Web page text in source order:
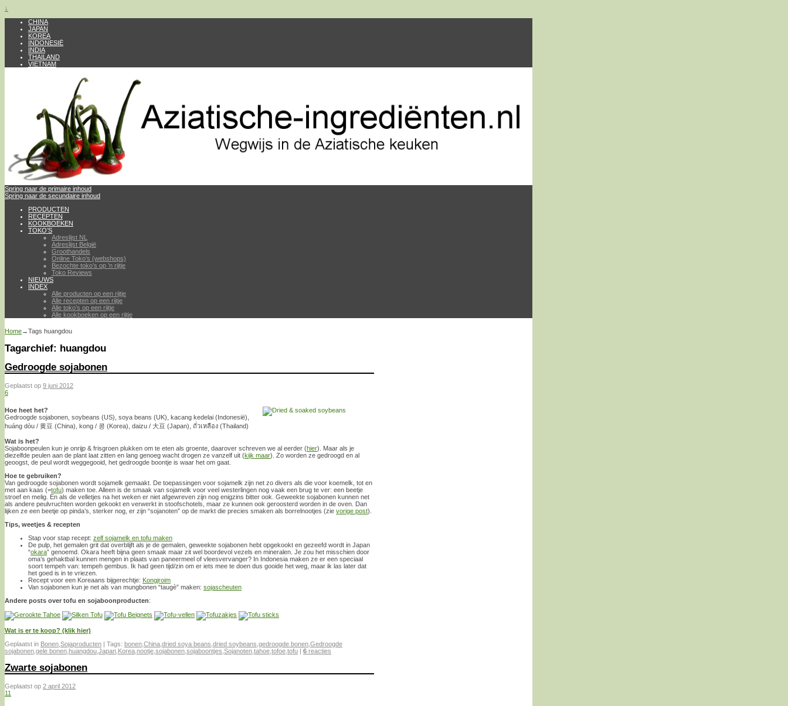
↓
CHINA
JAPAN
KOREA
INDONESIË
INDIA
THAILAND
VIETNAM
Spring naar de primaire inhoud
Spring naar de secundaire inhoud
PRODUCTEN
RECEPTEN
KOOKBOEKEN
TOKO’S
Adreslijst NL
Adreslijst België
Groothandels
Online Toko’s (webshops)
Bezochte toko’s op ’n rijtje
Toko Reviews
NIEUWS
INDEX
Alle producten op een rijtje
Alle recepten op een rijtje
Alle toko’s op een rijtje
Alle kookboeken op een rijtje
Home→Tags huangdou
Tagarchief: huangdou
Gedroogde sojabonen
Geplaatst op 9 juni 2012
6
Hoe heet het?
Gedroogde sojabonen, soybeans (US), soya beans (UK), kacang kedelai (Indonesië),
huáng dòu / 黄豆 (China), kong / 콩 (Korea), daizu / 大豆 (Japan), ถั่วเหลือง (Thailand)
Wat is het?
Sojaboonpeulen kun je onrijp & frisgroen plukken om te eten als groente, daarover schreven we al eerder (hier). Maar als je
diezelfde peulen aan de plant laat zitten en lang genoeg wacht drogen ze vanzelf uit (kijk maar). Zo worden ze gedroogd en al
geoogst, de peul wordt weggegooid, het gedroogde boontje is waar het om gaat.
Hoe te gebruiken?
Van gedroogde sojabonen wordt sojamelk gemaakt. De toepassingen voor sojamelk zijn net zo divers als die voor koemelk, tot en
met aan kaas (=tofu) maken toe. Alleen is de smaak van sojamelk voor veel westerlingen nog vaak een brug te ver: een beetje
stroef en melig. En als de velletjes na het weken er niet afgewreven zijn nog enigzins bitter ook. Geweekte sojabonen kunnen net
als andere peulvruchten worden gekookt en verwerkt in stoofschotels, maar ze kunnen ook geroosterd worden in de oven. Dan
lijken ze een beetje op pinda’s, sterker nog, er zijn “sojanoten” op de markt die precies smaken als borrelnootjes (zie vorige post).
Tips, weetjes & recepten
Stap voor stap recept: zelf sojamelk en tofu maken
De pulp, het gemalen grit dat overblijft als je de gemalen, geweekte sojabonen hebt opgekookt en gezeefd wordt in Japan
“okara” genoemd. Okara heeft bijna geen smaak maar zit wel boordevol vezels en mineralen. Je zou het misschien door
oma’s gehaktbal kunnen mengen in plaats van paneermeel of vleesvervanger? In Indonesia maken ze er een speciaal
soort tempeh van: tempeh gembus. Ik had geen tijd/zin om er iets mee te doen dus gooide het weg, maar ik las later dat
het goed is in te vriezen.
Recept voor een Koreaans bijgerechtje: Kongjroim
Van sojabonen kun je net als van mungbonen “taugè” maken: sojascheuten
Andere posts over tofu en sojaboonproducten:
Wat is er te koop? (klik hier)
Geplaatst in Bonen Sojaproducten | Tags: bonen China dried soya beans dried soybeans gedroogde bonen Gedroogde
sojabonen gele bonen huangdou Japan Korea nootje sojabonen sojaboontjes Sojanoten tahoe tofoe tofu | 6 reacties
Zwarte sojabonen
Geplaatst op 2 april 2012
11